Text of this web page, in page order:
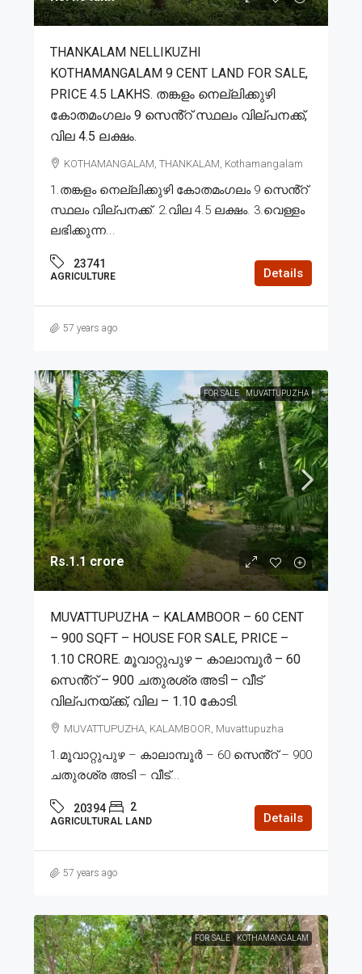
THANKALAM NELLIKUZHI
KOTHAMANGALAM 9 CENT LAND FOR SALE,
PRICE 4.5 LAKHS. തങ്കളം നെല്ലിക്കുഴി
കോതമംഗലം 9 സെൻ്റ് സ്ഥലം വില്പനക്ക്,
വില 4.5 ലക്ഷം.
KOTHAMANGALAM, THANKALAM, Kothamangalam
1.തങ്കളം നെല്ലിക്കുഴി കോതമംഗലം 9 സെൻ്റ്
സ്ഥലം വില്പനക്ക്. 2.വില 4.5 ലക്ഷം. 3.വെള്ളം
ലഭിക്കുന്ന...
23741
AGRICULTURE Details
57 years ago
FOR SALE MUVATTUPUZHA
Rs.1.1 crore
MUVATTUPUZHA – KALAMBOOR – 60 CENT
– 900 SQFT – HOUSE FOR SALE, PRICE –
1.10 CRORE. മൂവാറ്റുപുഴ – കാലാമ്പൂര്‍ – 60
സെൻ്റ് – 900 ചതുരശ്ര അടി – വീട്
വില്പനയ്ക്ക്, വില – 1.10 കോടി.
MUVATTUPUZHA, KALAMBOOR, Muvattupuzha
1.മൂവാറ്റുപുഴ – കാലാമ്പൂര്‍ – 60 സെൻ്റ് – 900
ചതുരശ്ര അടി – വീട്...
20394 2
AGRICULTURAL LAND Details
57 years ago
FOR SALE KOTHAMANGALAM